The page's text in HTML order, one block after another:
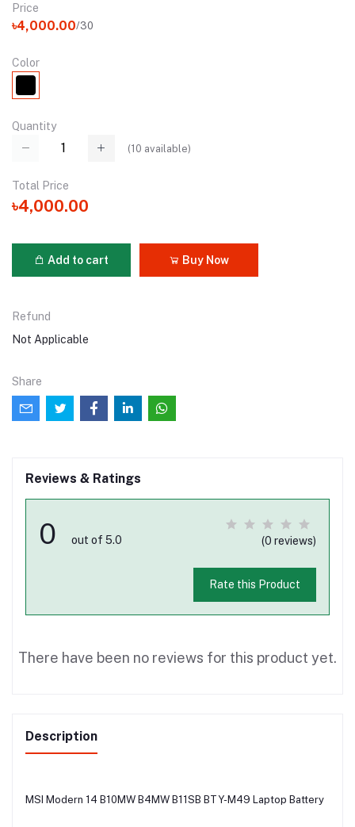
Price
৳4,000.00/30
Color
Quantity
(10 available)
Total Price
৳4,000.00
Add to cart Buy Now
Refund
Not Applicable
Share
Reviews & Ratings
0 out of 5.0 (0 reviews)
Rate this Product
There have been no reviews for this product yet.
Description
MSI Modern 14 B10MW B4MW B11SB BTY-M49 Laptop Battery